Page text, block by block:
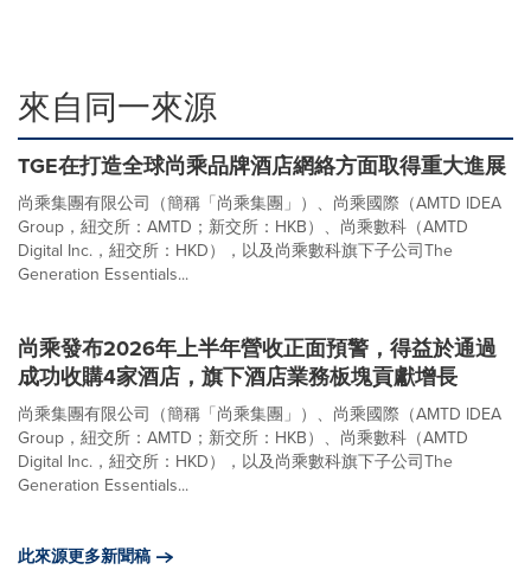
來自同一來源
TGE在打造全球尚乘品牌酒店網絡方面取得重大進展
尚乘集團有限公司（簡稱「尚乘集團」）、尚乘國際（AMTD IDEA
Group，紐交所：AMTD；新交所：HKB）、尚乘數科（AMTD
Digital Inc.，紐交所：HKD），以及尚乘數科旗下子公司The
Generation Essentials...
尚乘發布2026年上半年營收正面預警，得益於通過
成功收購4家酒店，旗下酒店業務板塊貢獻增長
尚乘集團有限公司（簡稱「尚乘集團」）、尚乘國際（AMTD IDEA
Group，紐交所：AMTD；新交所：HKB）、尚乘數科（AMTD
Digital Inc.，紐交所：HKD），以及尚乘數科旗下子公司The
Generation Essentials...
此來源更多新聞稿